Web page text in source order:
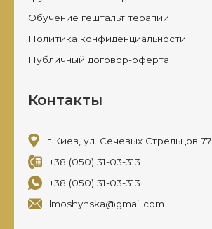
Обучение гештальт терапии
Политика конфиденциальности
Публичный договор-оферта
Контакты
г.Киев, ул. Сечевых Стрельцов 77
+38 (050) 31-03-313
+38 (050) 31-03-313
lmoshynska@gmail.com